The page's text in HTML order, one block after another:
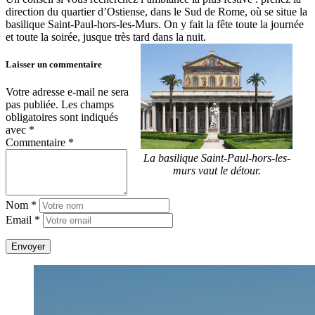
direction du quartier d’Ostiense, dans le Sud de Rome, où se situe la
basilique Saint-Paul-hors-les-Murs. On y fait la fête toute la journée
et toute la soirée, jusque très tard dans la nuit.
La basilique Saint-Paul-hors-les-
murs vaut le détour.
Laisser un commentaire
Votre adresse e-mail ne sera
pas publiée. Les champs
obligatoires sont indiqués
avec *
Commentaire *
Nom *
Email *